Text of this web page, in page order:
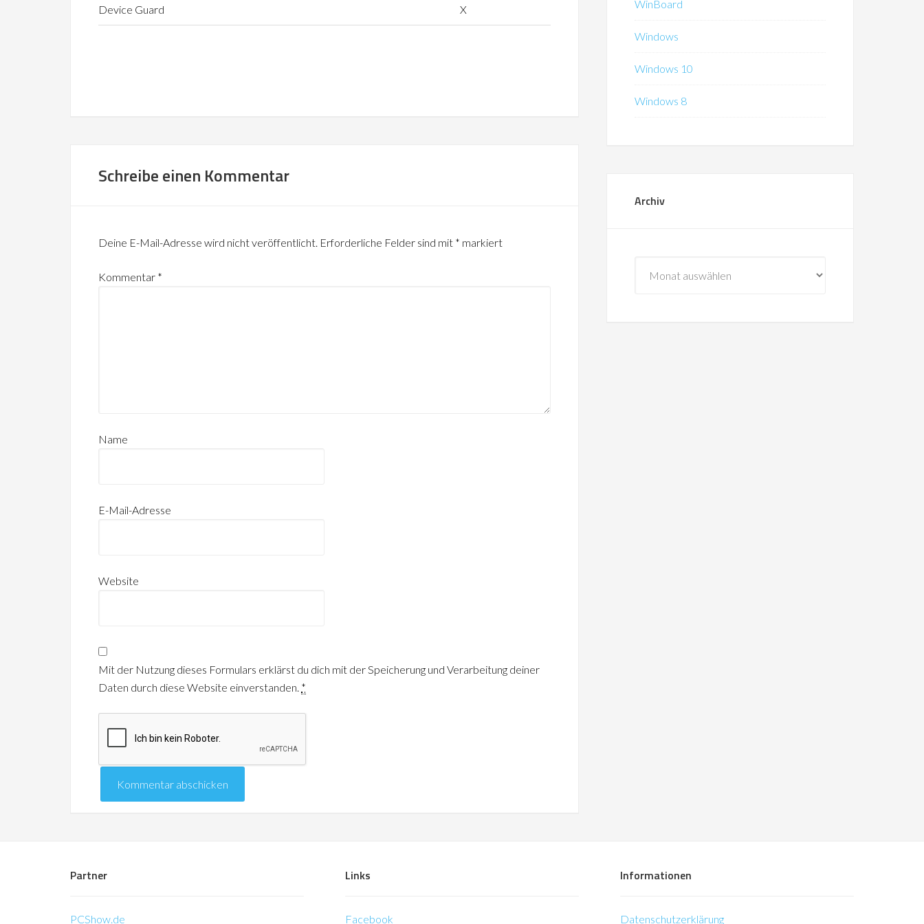
Device Guard X
Schreibe einen Kommentar
Deine E-Mail-Adresse wird nicht veröffentlicht. Erforderliche Felder sind mit * markiert
Kommentar *
Name
E-Mail-Adresse
Website
Mit der Nutzung dieses Formulars erklärst du dich mit der Speicherung und Verarbeitung deiner
Daten durch diese Website einverstanden. *
WinBoard
Windows
Windows 10
Windows 8
Archiv
Partner
PCShow.de
Links
Facebook
Informationen
Datenschutzerklärung